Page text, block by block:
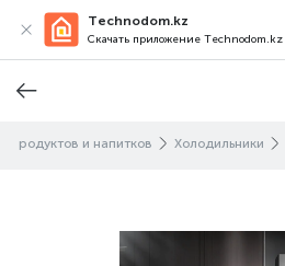
Technodom.kz
Скачать приложение Technodom.kz
продуктов и напитков Холодильники